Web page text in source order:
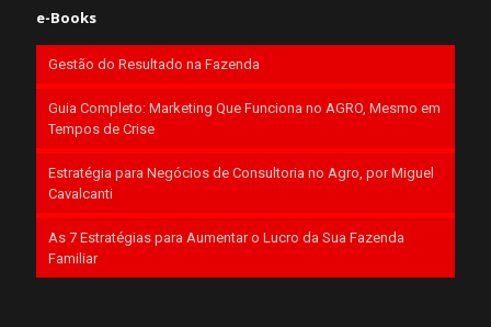
e-Books
Gestão do Resultado na Fazenda
Guia Completo: Marketing Que Funciona no AGRO, Mesmo em
Tempos de Crise
Estratégia para Negócios de Consultoria no Agro, por Miguel
Cavalcanti
As 7 Estratégias para Aumentar o Lucro da Sua Fazenda
Familiar